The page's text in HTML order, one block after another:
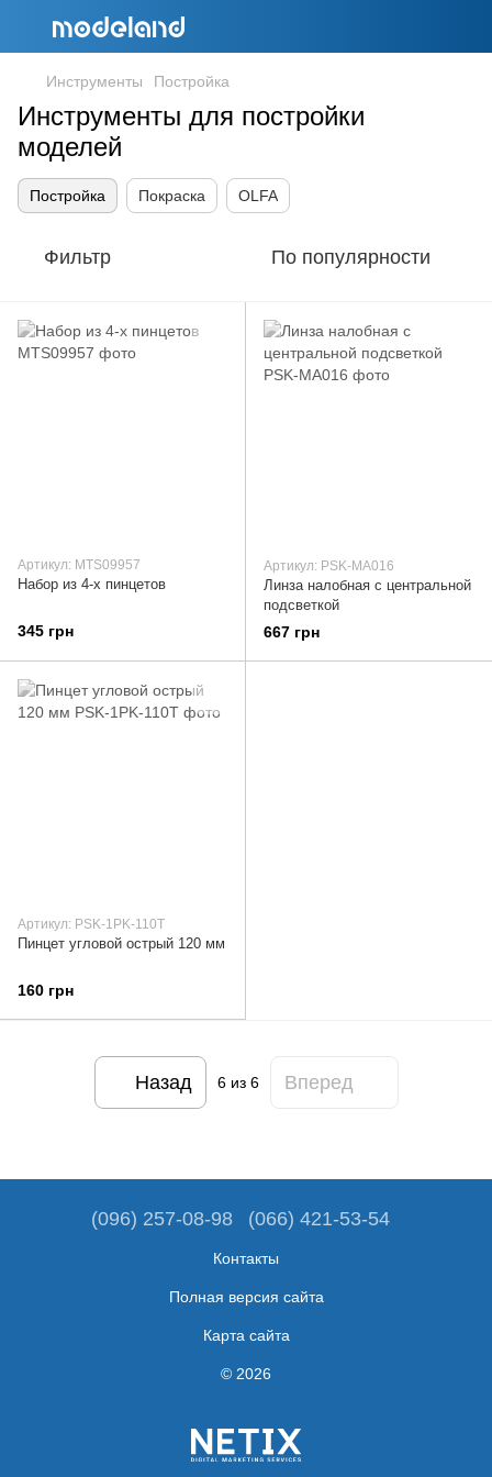
Инструменты Постройка
Инструменты для постройки
моделей
Постройка Покраска OLFA
Фильтр По популярности
Артикул: MTS09957
Набор из 4-х пинцетов
345 грн
Артикул: PSK-MA016
Линза налобная с центральной
подсветкой
667 грн
Артикул: PSK-1PK-110T
Пинцет угловой острый 120 мм
160 грн
Назад 6из 6 Вперед
(096) 257-08-98 (066) 421-53-54
Контакты
Полная версия сайта
Карта сайта
© 2026